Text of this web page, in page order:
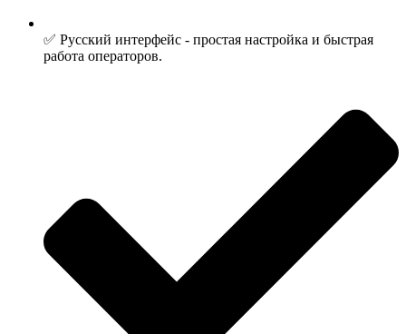
✅ Русский интерфейс - простая настройка и быстрая
работа операторов.